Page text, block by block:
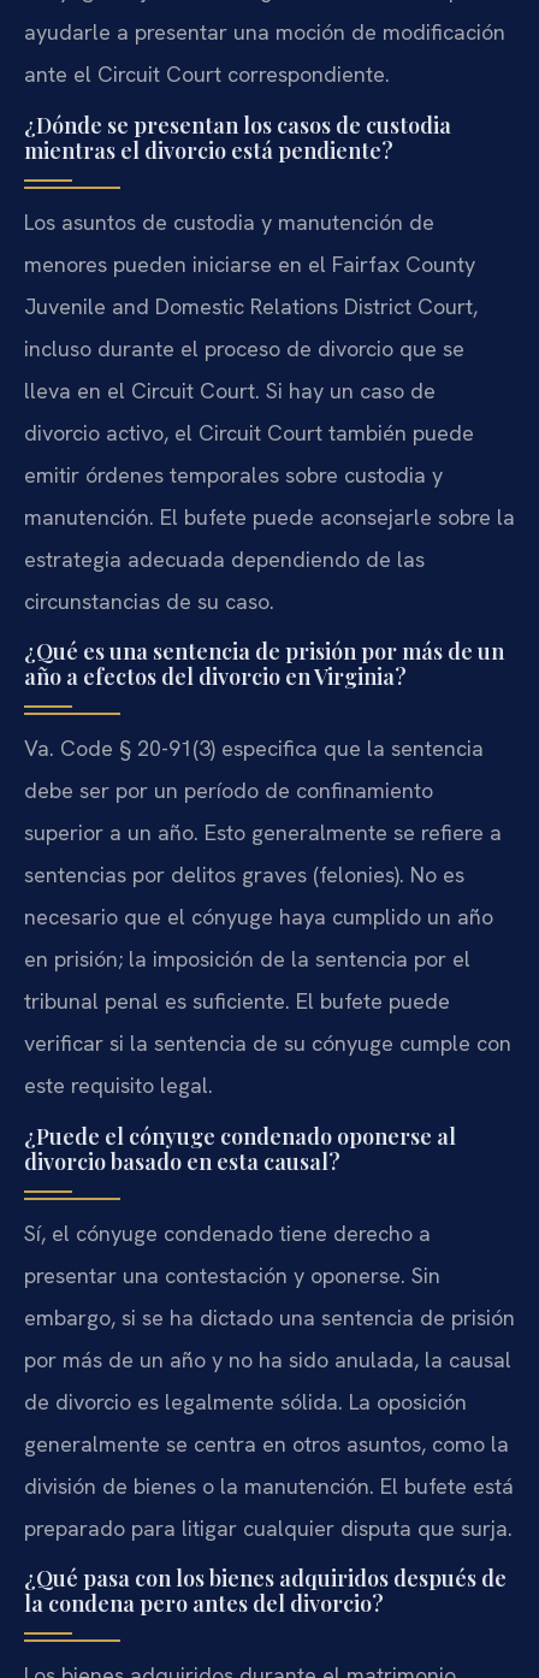
ayudarle a presentar una moción de modificación
ante el Circuit Court correspondiente.
¿Dónde se presentan los casos de custodia
mientras el divorcio está pendiente?
Los asuntos de custodia y manutención de
menores pueden iniciarse en el Fairfax County
Juvenile and Domestic Relations District Court,
incluso durante el proceso de divorcio que se
lleva en el Circuit Court. Si hay un caso de
divorcio activo, el Circuit Court también puede
emitir órdenes temporales sobre custodia y
manutención. El bufete puede aconsejarle sobre la
estrategia adecuada dependiendo de las
circunstancias de su caso.
¿Qué es una sentencia de prisión por más de un
año a efectos del divorcio en Virginia?
Va. Code § 20-91(3) especifica que la sentencia
debe ser por un período de confinamiento
superior a un año. Esto generalmente se refiere a
sentencias por delitos graves (felonies). No es
necesario que el cónyuge haya cumplido un año
en prisión; la imposición de la sentencia por el
tribunal penal es suficiente. El bufete puede
verificar si la sentencia de su cónyuge cumple con
este requisito legal.
¿Puede el cónyuge condenado oponerse al
divorcio basado en esta causal?
Sí, el cónyuge condenado tiene derecho a
presentar una contestación y oponerse. Sin
embargo, si se ha dictado una sentencia de prisión
por más de un año y no ha sido anulada, la causal
de divorcio es legalmente sólida. La oposición
generalmente se centra en otros asuntos, como la
división de bienes o la manutención. El bufete está
preparado para litigar cualquier disputa que surja.
¿Qué pasa con los bienes adquiridos después de
la condena pero antes del divorcio?